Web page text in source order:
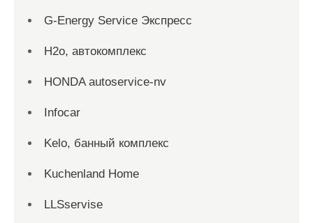
G-Energy Service Экспресс
H2о, автокомплекс
HONDA autoservice-nv
Infocar
Kelo, банный комплекс
Kuchenland Home
LLSservise